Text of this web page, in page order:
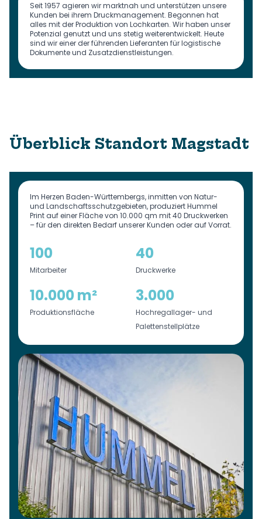
Seit 1957 agieren wir marktnah und unterstützen unsere
Kunden bei ihrem Druckmanagement. Begonnen hat
alles mit der Produktion von Lochkarten. Wir haben unser
Potenzial genutzt und uns stetig weiterentwickelt. Heute
sind wir einer der führenden Lieferanten für logistische
Dokumente und Zusatzdienstleistungen.
Überblick Standort Magstadt
Im Herzen Baden-Württembergs, inmitten von Natur-
und Landschaftsschutzgebieten, produziert Hummel
Print auf einer Fläche von 10.000 qm mit 40 Druckwerken
– für den direkten Bedarf unserer Kunden oder auf Vorrat.
100
Mitarbeiter
40
Druckwerke
10.000 m²
Produktionsfläche
3.000
Hochregallager- und
Palettenstellplätze